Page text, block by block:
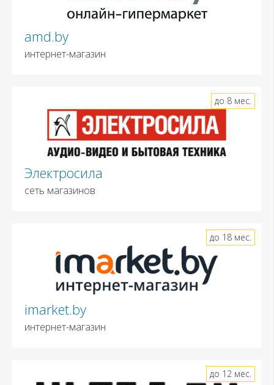
amd.by
интернет-магазин
Электросила
сеть магазинов
до 8 мес.
imarket.by
интернет-магазин
до 18 мес.
до 12 мес.